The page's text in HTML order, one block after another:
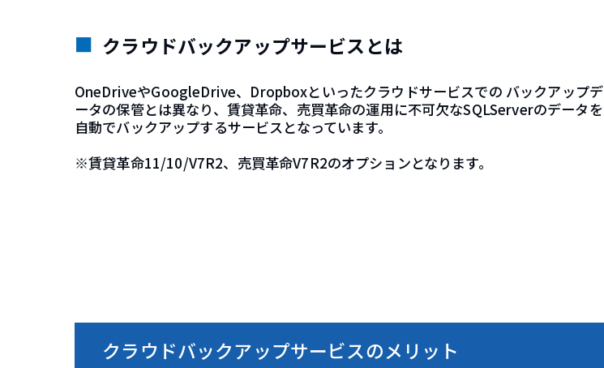
クラウドバックアップサービスとは
OneDriveやGoogleDrive、Dropboxといったクラウドサービスでの バックアップデ
ータの保管とは異なり、賃貸革命、売買革命の運用に不可欠なSQLServerのデータを
自動でバックアップするサービスとなっています。
※賃貸革命11/10/V7R2、売買革命V7R2のオプションとなります。
クラウドバックアップサービスのメリット